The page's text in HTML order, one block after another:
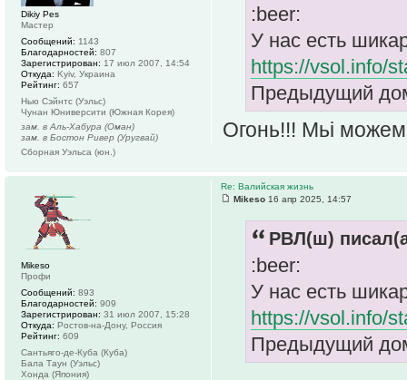
:beer:
У нас есть
https://vsol.info/
Предыдущий
Огонь!!! Мьі
Dikiy Pes
Мастер
Сообщений: 1143
Благодарностей: 807
Зарегистрирован: 17 июл 2007, 14:54
Откуда: Kyiv, Украина
Рейтинг: 657
Нью Сэйнтс (Уэльс)
Чунан Юниверсити (Южная Корея)
зам. в Аль-Хабура (Оман)
зам. в Бостон Ривер (Уругвай)
Сборная Уэльса (юн.)
Re: Валийская жизнь
Mikeso 16 апр 2025, 14:57
РВЛ(ш)
:beer:
У нас есть
https://vsol.info/
Предыдущий
Mikeso
Профи
Сообщений: 893
Благодарностей: 909
Зарегистрирован: 31 июл 2007, 15:28
Откуда: Ростов-на-Дону, Россия
Рейтинг: 609
Сантьяго-де-Куба (Куба)
Бала Таун (Уэльс)
Хонда (Япония)